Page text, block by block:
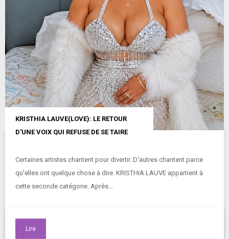
KRISTHIA LAUVE(LOVE): LE RETOUR
D'UNE VOIX QUI REFUSE DE SE TAIRE
Certaines artistes chantent pour divertir. D'autres chantent parce
qu'elles ont quelque chose à dire. KRISTHIA LAUVE appartient à
cette seconde catégorie. Après...
Lire